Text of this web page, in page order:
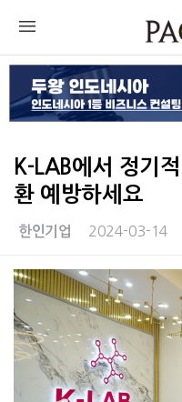
K-LAB에서 정기
환 예방하세요
한인기업 2024-03-14
본문